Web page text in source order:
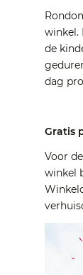
winkel.
de
dag
Gratis
Voor
winkel